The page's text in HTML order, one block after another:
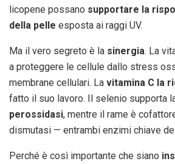
licopene possano supportare la
della pelle esposta ai raggi UV.
Ma il vero segreto è la sinergia. La
a proteggere le cellule dallo stress
membrane cellulari. La vitamina C la
fatto il suo lavoro. Il selenio supporta
perossidasi, mentre il rame è
dismutasi — entrambi enzimi chiave
Perché è così importante che siano